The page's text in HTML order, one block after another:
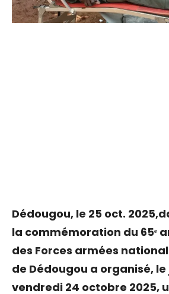
Dédougou, le 25 oct.
la commémoration du 65ᵉ
des Forces armées
de Dédougou a organisé, le
vendredi 24 octobre 2025,